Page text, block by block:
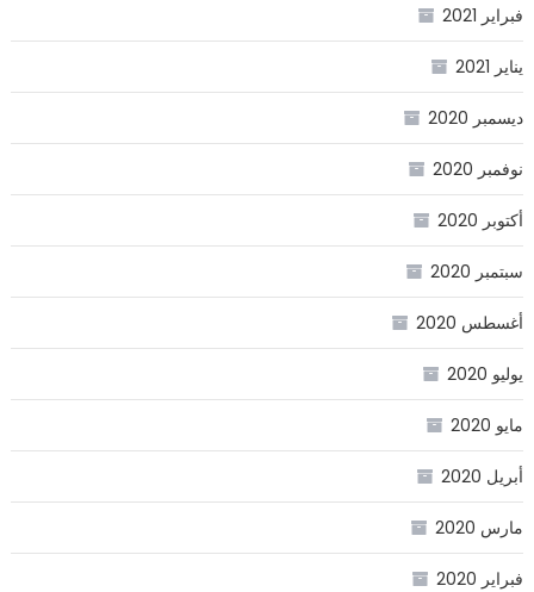
فبراير 2021
يناير 2021
ديسمبر 2020
نوفمبر 2020
أكتوبر 2020
سبتمبر 2020
أغسطس 2020
يوليو 2020
مايو 2020
أبريل 2020
مارس 2020
فبراير 2020